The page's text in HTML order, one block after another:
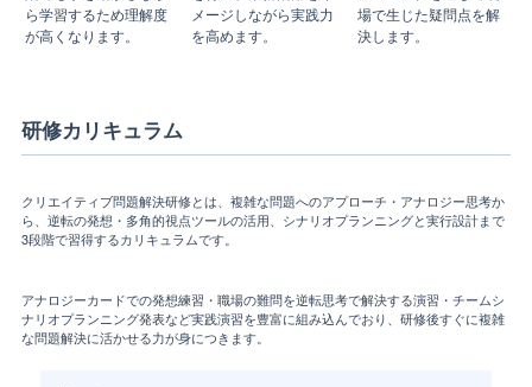
ら学習するため理解度
が高くなります。
メージしながら実践力
を高めます。
場で生じた疑問点を解
決します。
研修カリキュラム
クリエイティブ問題解決研修とは、複雑な問題へのアプローチ・アナロジー思考か
ら、逆転の発想・多角的視点ツールの活用、シナリオプランニングと実行設計まで
3段階で習得するカリキュラムです。
アナロジーカードでの発想練習・職場の難問を逆転思考で解決する演習・チームシ
ナリオプランニング発表など実践演習を豊富に組み込んでおり、研修後すぐに複雑
な問題解決に活かせる力が身につきます。